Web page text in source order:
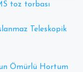
toz torbası
Teleskopik
Ömürlü Hortum